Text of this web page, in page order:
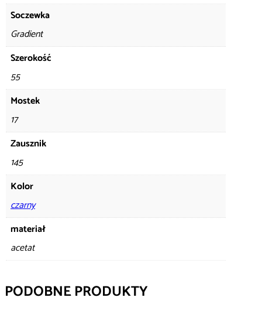
Soczewka
Gradient
Szerokość
55
Mostek
17
Zausznik
145
Kolor
czarny
materiał
acetat
PODOBNE PRODUKTY